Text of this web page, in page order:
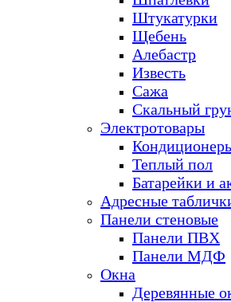
Штукатурки
Щебень
Алебастр
Известь
Сажа
Скальный
Электротовары
Теплый пол
Батарейки и
Адресные
Панели стеновые
Панели ПВХ
Панели МДФ
Окна
Деревянные